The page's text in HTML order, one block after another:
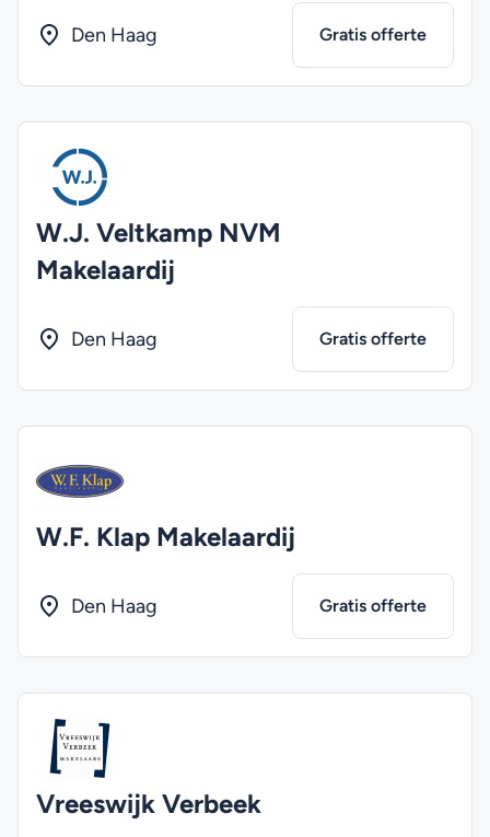
Den Haag
Gratis offerte
W.J. Veltkamp NVM
Makelaardij
Den Haag Gratis offerte
W.F. Klap Makelaardij
Den Haag Gratis offerte
Vreeswijk Verbeek